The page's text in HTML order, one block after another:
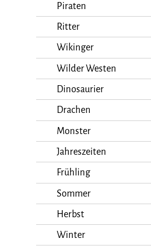
Piraten
Ritter
Wikinger
Wilder Westen
Dinosaurier
Drachen
Monster
Jahreszeiten
Frühling
Sommer
Herbst
Winter